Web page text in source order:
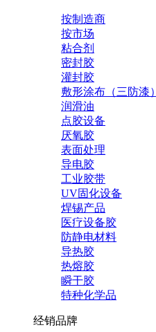
按制造商
按市场
粘合剂
密封胶
灌封胶
敷形涂布（三防漆）
润滑油
点胶设备
厌氧胶
表面处理
导电胶
工业胶带
UV固化设备
焊锡产品
医疗设备胶
防静电材料
导热胶
热熔胶
瞬干胶
特种化学品
经销品牌